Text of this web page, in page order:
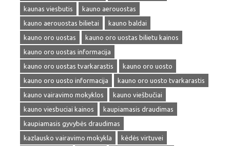
kaunas viesbutis
kauno aerouostas
kauno aerouostas bilietai
kauno baldai
kauno oro uostas
kauno oro uostas bilietu kainos
kauno oro uostas informacija
kauno oro uostas tvarkarastis
kauno oro uosto
kauno oro uosto informacija
kauno oro uosto tvarkarastis
kauno vairavimo mokyklos
kauno viešbučiai
kauno viesbuciai kainos
kaupiamasis draudimas
kaupiamasis gyvybės draudimas
kazlausko vairavimo mokykla
kėdės virtuvei